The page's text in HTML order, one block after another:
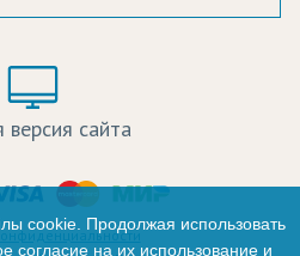
версия сайта
cookie. Продолжая использовать
согласие на их использование и